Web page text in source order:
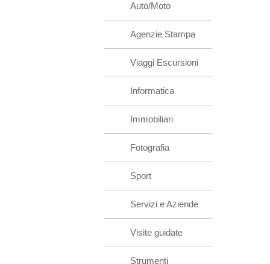
Auto/Moto
Agenzie Stampa
Viaggi Escursioni
Informatica
Immobiliari
Fotografia
Sport
Servizi e Aziende
Visite guidate
Strumenti